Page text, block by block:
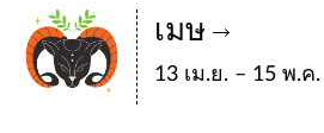
เมษ
13 เม.ย. – 15 พ.ค.